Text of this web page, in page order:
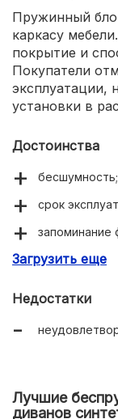
Пружинный
каркасу
покрытие и
Покупатели
эксплуатации,
установки в
Достоинства
бесшумность;
срок
запоминание
Загрузить еще
Недостатки
Лучшие
диванов